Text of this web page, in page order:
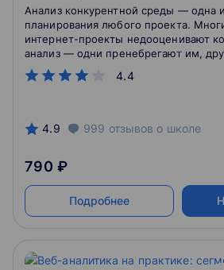
4.4
Анализ конкурентной среды — одна
планирования любого проекта.
интернет-проекты недооценивают
анализ — одни пренебрегают им,
знают, как провести его верным
4.9 999 отзывов о школе
790 ₽
Подробнее